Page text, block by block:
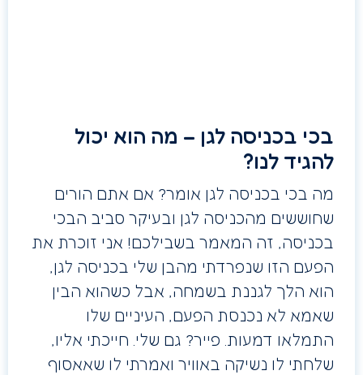
בכי בכניסה לגן – מה הוא יכול
להגיד לנו?
מה בכי בכניסה לגן אומר? אם אתם הורים
שחוששים מהכניסה לגן ובעיקר סביב הבכי
בכניסה, זה המאמר בשבילכם! אני זוכרת את
הפעם הזו שנפרדתי מהבן שלי בכניסה לגן,
הוא הלך לגננת בשמחה, אבל כשהוא הבין
שאמא לא נכנסת הפעם, העיניים שלו
התמלאו דמעות. פייר? גם שלי. חייכתי אליו,
שלחתי לו נשיקה באוויר ואמרתי לו שאאסוף